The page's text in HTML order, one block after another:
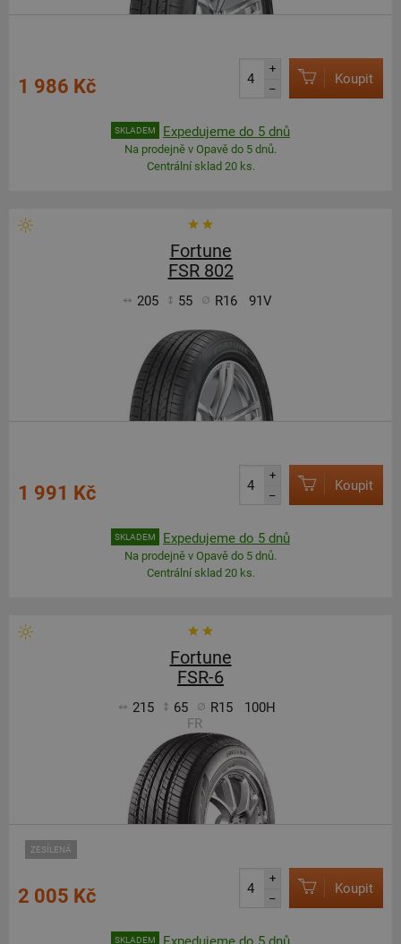
1 986 Kč
+
–
Koupit
SKLADEM Expedujeme do 5 dnů
Na prodejně v Opavě do 5 dnů.
Centrální sklad 20 ks.
Fortune
FSR 802
205 55 R16 91V
1 991 Kč
+
–
Koupit
SKLADEM Expedujeme do 5 dnů
Na prodejně v Opavě do 5 dnů.
Centrální sklad 20 ks.
Fortune
FSR-6
215 65 R15
100H
FR
ZESÍLENÁ
2 005 Kč
+
–
Koupit
SKLADEM